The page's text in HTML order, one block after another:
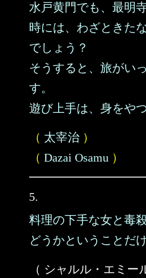
水戸黄門でも、最明
時には、わざときた
でしょう？
そうすると、旅がい
す。
遊び上手は、身をや
（ 太宰治 ）
（ Dazai Osamu ）
5.
料理の下手な女と毒
どうかということだけ
（ シャルル・エミー